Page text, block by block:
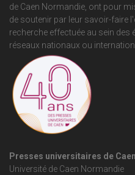
de Caen Normandie, ont pour
de soutenir par leur savoir-faire
recherche effectuée au sein des
réseaux nationaux ou
Presses universitaires de Caen
Université de Caen Normandie